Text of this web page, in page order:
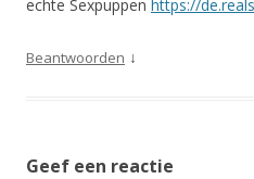
echte Sexpuppen https://
Beantwoorden ↓
Geef een reactie